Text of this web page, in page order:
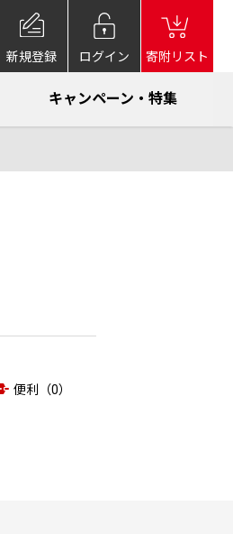
新規登録 ログイン 寄附リスト
キャンペーン・特集
便利（0）